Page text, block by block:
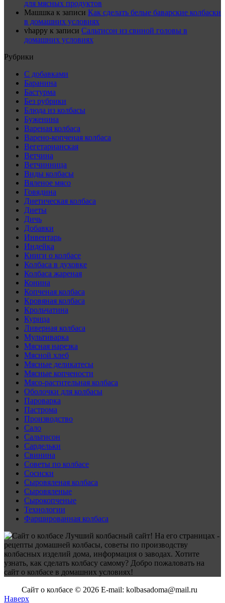
для мясных продуктов
Машшка к записи Как сделать белые баварские колбаски
в домашних условиях
vhappy к записи Сальтисон из свиной головы в
домашних условиях
Рубрики
C добавками
Баранина
Бастурма
Без рубрики
Блюда из колбасы
Буженина
Вареная колбаса
Варено-копченая колбаса
Вегетарианская
Ветчина
Ветчинница
Виды колбасы
Вяленое мясо
Говядина
Диетическая колбаса
Диеты
Дичь
Добавки
Инвентарь
Индейка
Книги о колбасе
Колбаса в духовке
Колбаса жареная
Конина
Копченая колбаса
Кровяная колбаса
Крольчатина
Курица
Ливерная колбаса
Мультиварка
Мясная нарезка
Мясной хлеб
Мясные деликатесы
Мясные копчености
Мясо-растительная колбаса
Оболочки для колбасы
Пароварка
Пастрома
Производство
Сало
Сальтисон
Сардельки
Свинина
Советы по колбасе
Сосиски
Сыровяленая колбаса
Сыровяленые
Сырокопченые
Технологии
Фаршированная колбаса
Лучший колбасный сайт! На его страницах -
рецепты домашней колбасы, советы по производству
колбасных изделий дома, информация о заводах. Хотите
узнать, как сделать колбасу самому? Добро пожаловать на
сайт о колбасе в домашних условиях!
Сайт о колбасе © 2026 E-mail: kolbasadoma@mail.ru
Наверх